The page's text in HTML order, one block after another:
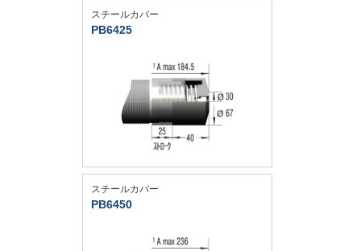
スチールカバー
PB6425
スチールカバー
PB6450